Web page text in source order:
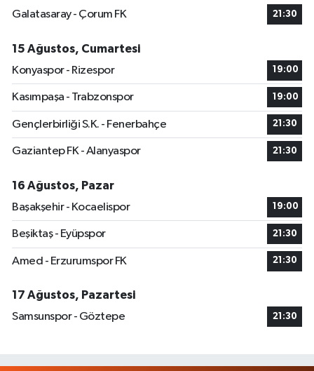
Galatasaray - Çorum FK
21:30
15 Ağustos, Cumartesi
Konyaspor - Rizespor
19:00
Kasımpaşa - Trabzonspor 19:00
Gençlerbirliği S.K. - Fenerbahçe 21:30
Gaziantep FK - Alanyaspor 21:30
16 Ağustos, Pazar
Başakşehir - Kocaelispor
19:00
Beşiktaş - Eyüpspor 21:30
Amed - Erzurumspor FK 21:30
17 Ağustos, Pazartesi
Samsunspor - Göztepe
21:30